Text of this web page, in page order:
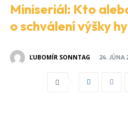
Miniseriál: Kto
o schválení výšky
ĽUBOMÍR SONNTAG 24. JÚNA